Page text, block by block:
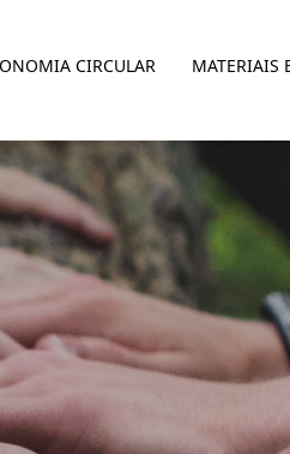
O caso
CIRCULAR MATERIAIS